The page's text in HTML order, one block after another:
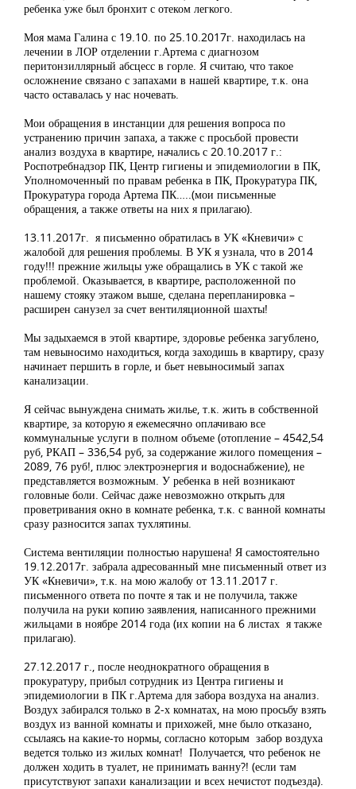
ребенка уже был бронхит с отеком легкого.
Моя мама Галина с 19.10. по 25.10.2017г. находилась на
лечении в ЛОР отделении г.Артема с диагнозом
перитонзиллярный абсцесс в горле. Я считаю, что такое
осложнение связано с запахами в нашей квартире, т.к. она
часто оставалась у нас ночевать.
Мои обращения в инстанции для решения вопроса по
устранению причин запаха, а также с просьбой провести
анализ воздуха в квартире, начались с 20.10.2017 г.:
Роспотребнадзор ПК, Центр гигиены и эпидемиологии в ПК,
Уполномоченный по правам ребенка в ПК, Прокуратура ПК,
Прокуратура города Артема ПК…..(мои письменные
обращения, а также ответы на них я прилагаю).
13.11.2017г. я письменно обратилась в УК «Кневичи» с
жалобой для решения проблемы. В УК я узнала, что в 2014
году!!! прежние жильцы уже обращались в УК с такой же
проблемой. Оказывается, в квартире, расположенной по
нашему стояку этажом выше, сделана перепланировка –
расширен санузел за счет вентиляционной шахты!
Мы задыхаемся в этой квартире, здоровье ребенка загублено,
там невыносимо находиться, когда заходишь в квартиру, сразу
начинает першить в горле, и бьет невыносимый запах
канализации.
Я сейчас вынуждена снимать жилье, т.к. жить в собственной
квартире, за которую я ежемесячно оплачиваю все
коммунальные услуги в полном объеме (отопление – 4542,54
руб, РКАП – 336,54 руб, за содержание жилого помещения –
2089, 76 руб!, плюс электроэнергия и водоснабжение), не
представляется возможным. У ребенка в ней возникают
головные боли. Сейчас даже невозможно открыть для
проветривания окно в комнате ребенка, т.к. с ванной комнаты
сразу разносится запах тухлятины.
Система вентиляции полностью нарушена! Я самостоятельно
19.12.2017г. забрала адресованный мне письменный ответ из
УК «Кневичи», т.к. на мою жалобу от 13.11.2017 г.
письменного ответа по почте я так и не получила, также
получила на руки копию заявления, написанного прежними
жильцами в ноябре 2014 года (их копии на 6 листах я также
прилагаю).
27.12.2017 г., после неоднократного обращения в
прокуратуру, прибыл сотрудник из Центра гигиены и
эпидемиологии в ПК г.Артема для забора воздуха на анализ.
Воздух забирался только в 2-х комнатах, на мою просьбу взять
воздух из ванной комнаты и прихожей, мне было отказано,
ссылаясь на какие-то нормы, согласно которым забор воздуха
ведется только из жилых комнат! Получается, что ребенок не
должен ходить в туалет, не принимать ванну?! (если там
присутствуют запахи канализации и всех нечистот подъезда).